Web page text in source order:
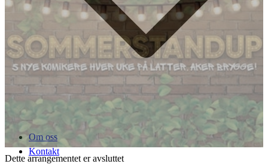
Om oss
Kontakt
Dette arrangementet er avsluttet